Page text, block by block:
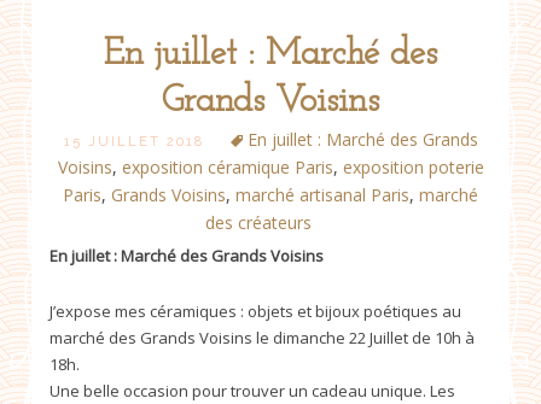
En juillet : Marché des
Grands Voisins
15 JUILLET 2018
En juillet : Marché des Grands
Voisins, exposition céramique Paris, exposition poterie
Paris, Grands Voisins, marché artisanal Paris, marché
des créateurs
En juillet : Marché des Grands Voisins
J’expose mes céramiques : objets et bijoux poétiques au
marché des Grands Voisins le dimanche 22 Juillet de 10h à
18h.
Une belle occasion pour trouver un cadeau unique. Les